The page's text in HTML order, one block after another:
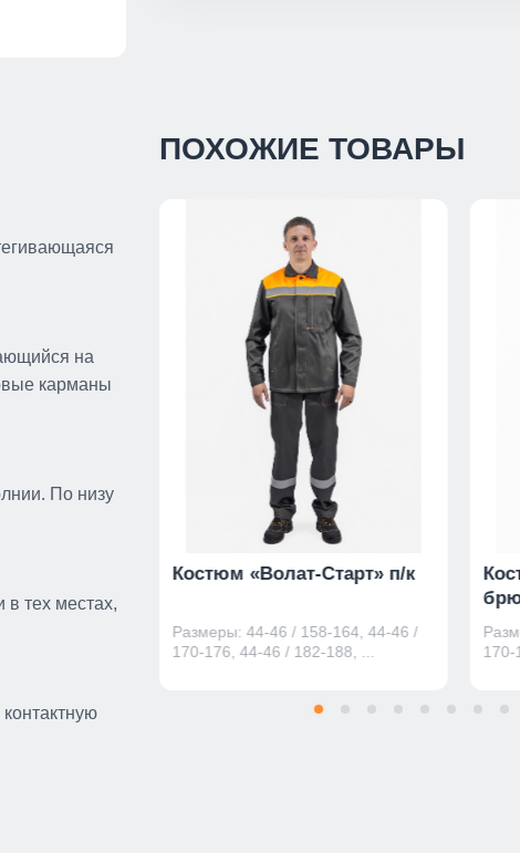
на
карманы
По низу
в тех местах,
ПОХОЖИЕ ТОВАРЫ
Костюм «Волат-Старт» п/к
Размеры: 44-46 / 158-164, 44-46 /
170-176, 44-46 / 182-188, ...
170-